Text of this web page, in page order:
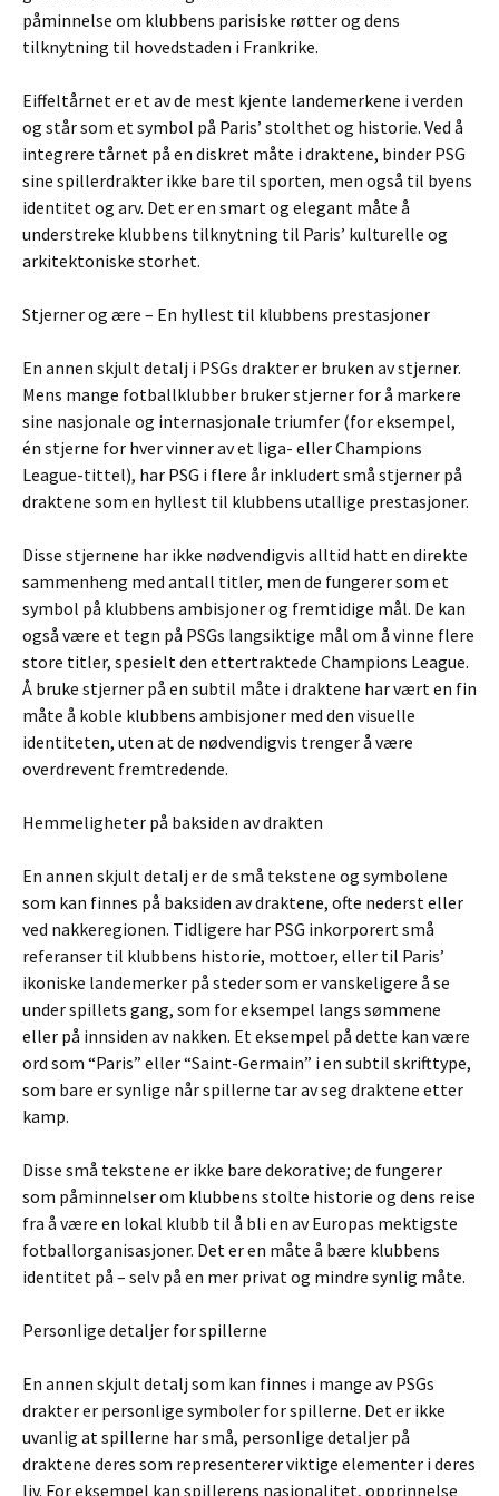
påminnelse om klubbens parisiske røtter og dens
tilknytning til hovedstaden i Frankrike.
Eiffeltårnet er et av de mest kjente landemerkene i verden
og står som et symbol på Paris’ stolthet og historie. Ved å
integrere tårnet på en diskret måte i draktene, binder PSG
sine spillerdrakter ikke bare til sporten, men også til byens
identitet og arv. Det er en smart og elegant måte å
understreke klubbens tilknytning til Paris’ kulturelle og
arkitektoniske storhet.
Stjerner og ære – En hyllest til klubbens prestasjoner
En annen skjult detalj i PSGs drakter er bruken av stjerner.
Mens mange fotballklubber bruker stjerner for å markere
sine nasjonale og internasjonale triumfer (for eksempel,
én stjerne for hver vinner av et liga- eller Champions
League-tittel), har PSG i flere år inkludert små stjerner på
draktene som en hyllest til klubbens utallige prestasjoner.
Disse stjernene har ikke nødvendigvis alltid hatt en direkte
sammenheng med antall titler, men de fungerer som et
symbol på klubbens ambisjoner og fremtidige mål. De kan
også være et tegn på PSGs langsiktige mål om å vinne flere
store titler, spesielt den ettertraktede Champions League.
Å bruke stjerner på en subtil måte i draktene har vært en fin
måte å koble klubbens ambisjoner med den visuelle
identiteten, uten at de nødvendigvis trenger å være
overdrevent fremtredende.
Hemmeligheter på baksiden av drakten
En annen skjult detalj er de små tekstene og symbolene
som kan finnes på baksiden av draktene, ofte nederst eller
ved nakkeregionen. Tidligere har PSG inkorporert små
referanser til klubbens historie, mottoer, eller til Paris’
ikoniske landemerker på steder som er vanskeligere å se
under spillets gang, som for eksempel langs sømmene
eller på innsiden av nakken. Et eksempel på dette kan være
ord som “Paris” eller “Saint-Germain” i en subtil skrifttype,
som bare er synlige når spillerne tar av seg draktene etter
kamp.
Disse små tekstene er ikke bare dekorative; de fungerer
som påminnelser om klubbens stolte historie og dens reise
fra å være en lokal klubb til å bli en av Europas mektigste
fotballorganisasjoner. Det er en måte å bære klubbens
identitet på – selv på en mer privat og mindre synlig måte.
Personlige detaljer for spillerne
En annen skjult detalj som kan finnes i mange av PSGs
drakter er personlige symboler for spillerne. Det er ikke
uvanlig at spillerne har små, personlige detaljer på
draktene deres som representerer viktige elementer i deres
liv. For eksempel kan spillerens nasjonalitet, opprinnelse